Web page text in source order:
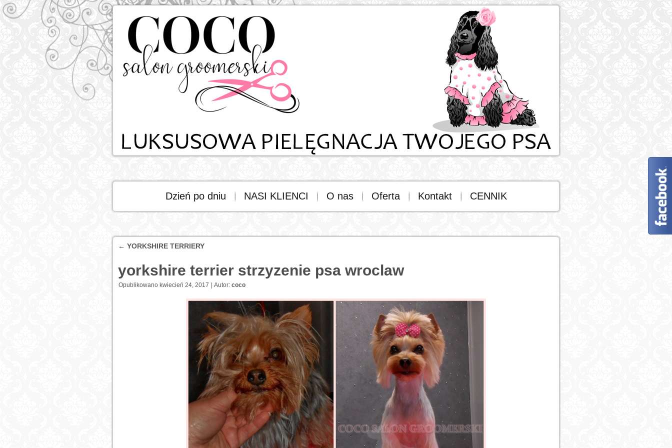
Dzień po dniu NASI KLIENCI O nas Oferta Kontakt CENNIK
← YORKSHIRE TERRIERY
yorkshire terrier strzyzenie psa wroclaw
Opublikowano kwiecień 24, 2017 Autor: coco